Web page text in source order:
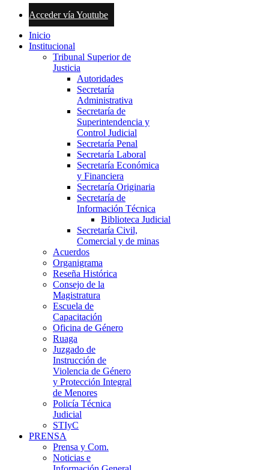
Acceder vía Youtube
Inicio
Institucional
Tribunal Superior de
Justicia
Autoridades
Secretaría
Administrativa
Secretaría de
Superintendencia y
Control Judicial
Secretaría Penal
Secretaría Laboral
Secretaría Económica
y Financiera
Secretaría Originaria
Secretaría de
Información Técnica
Biblioteca Judicial
Secretaría Civil,
Comercial y de minas
Acuerdos
Organigrama
Reseña Histórica
Consejo de la
Magistratura
Escuela de
Capacitación
Oficina de Género
Ruaga
Juzgado de
Instrucción de
Violencia de Género
y Protección Integral
de Menores
Policía Técnica
Judicial
STIyC
PRENSA
Prensa y Com.
Noticias e